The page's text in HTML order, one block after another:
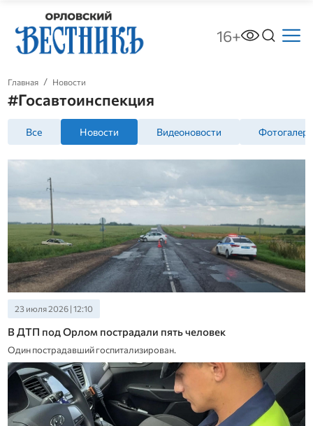
16+
Главная Новости
#Госавтоинспекция
Все Новости Видеоновости
23 июля 2026 | 12:10
В ДТП под Орлом пострадали пять человек
Один пострадавший госпитализирован.